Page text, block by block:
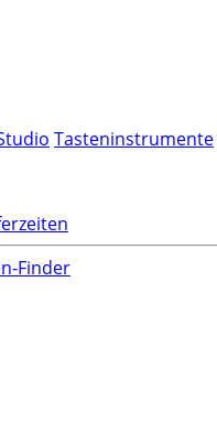
Tasteninstrumente
Finder